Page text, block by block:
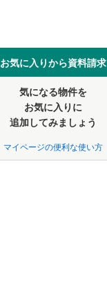
お気に入りから資料請求
気になる物件を
お気に入りに
追加してみましょう
マイページの便利な使い方